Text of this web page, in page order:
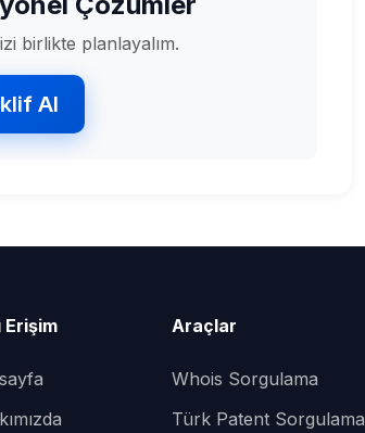
birlikte planlayalım.
Al
Erişim Araçlar
Whois Sorgulama
Türk Patent Sorgulama